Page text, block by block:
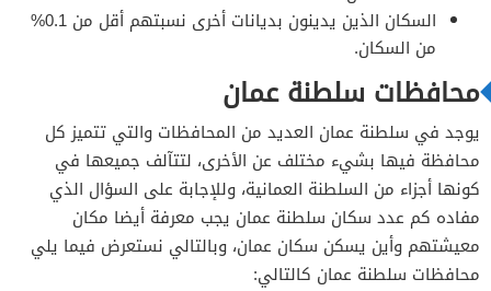
السكان الذين يدينون بديانات أخرى نسبتهم أقل من 0.1%
من السكان.
محافظات سلطنة عمان
يوجد في سلطنة عمان العديد من المحافظات والتي تتميز كل
محافظة فيها بشيء مختلف عن الأخرى، لتتآلف جميعها في
كونها أجزاء من السلطنة العمانية، وللإجابة على السؤال الذي
مفاده كم عدد سكان سلطنة عمان يجب معرفة أيضا مكان
معيشتهم وأين يسكن سكان عمان، وبالتالي نستعرض فيما يلي
محافظات سلطنة عمان كالتالي: